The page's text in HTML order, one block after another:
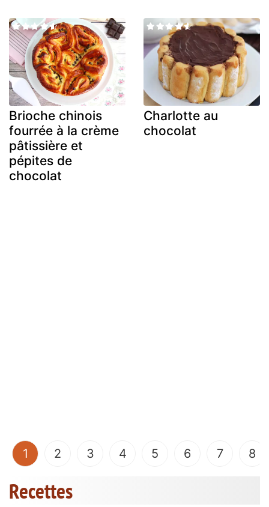
Brioche chinois
fourrée à la crème
pâtissière et
pépites de
chocolat
Charlotte au
chocolat
1 (current)
2 3 4 5 6 7 8
Recettes